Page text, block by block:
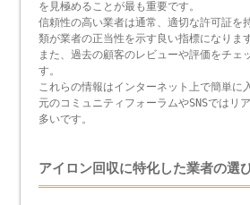
を見極めることが最も重要です。
信頼性の高い業者は通常、適切な許可証を
類が業者の正当性を示す良い指標になります
また、過去の顧客のレビューや評価をチェ
す。
これらの情報はインターネット上で簡単に
元のコミュニティフォーラムやSNSではリ
多いです。
アイロン回収に特化した業者の選